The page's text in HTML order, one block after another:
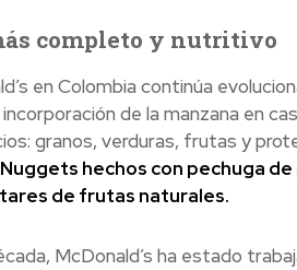
completo y nutritivo
en Colombia continúa
de la manzana en
granos, verduras, frutas y
hechos con pechuga
de frutas naturales.
McDonald’s ha estado